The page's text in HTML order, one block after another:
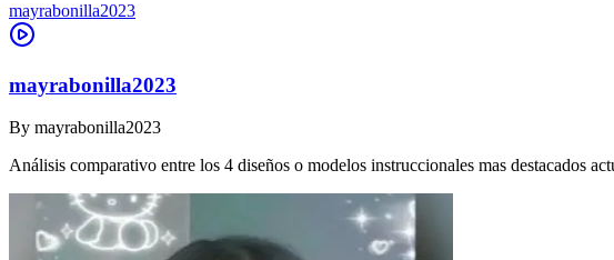
mayrabonilla2023
mayrabonilla2023
By mayrabonilla2023
Análisis comparativo entre los 4 diseños o modelos instruccionales mas destacados